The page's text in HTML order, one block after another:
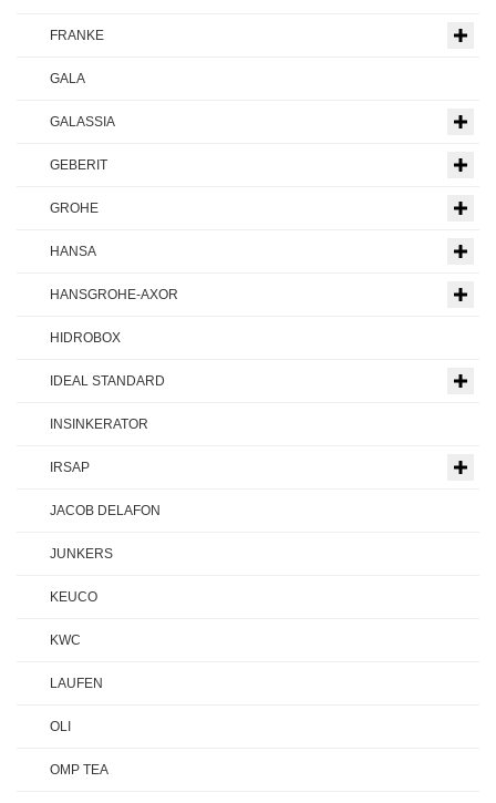
FRANKE
GALA
GALASSIA
GEBERIT
GROHE
HANSA
HANSGROHE-AXOR
HIDROBOX
IDEAL STANDARD
INSINKERATOR
IRSAP
JACOB DELAFON
JUNKERS
KEUCO
KWC
LAUFEN
OLI
OMP TEA